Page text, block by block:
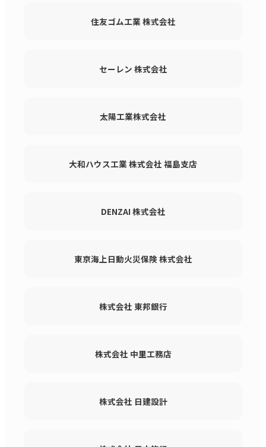
住友ゴム工業 株式会社
セーレン 株式会社
太陽工業株式会社
大和ハウス工業 株式会社 福島支店
DENZAI 株式会社
東京海上日動火災保険 株式会社
株式会社 東邦銀行
株式会社 中里工務店
株式会社 日建設計